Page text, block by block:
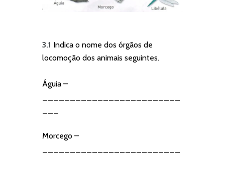
3.1 Indica o nome dos órgãos de
locomoção dos animais seguintes.
Águia –
Morcego –